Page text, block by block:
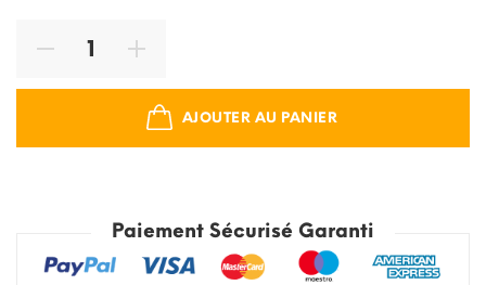
AJOUTER AU PANIER
Paiement Sécurisé Garanti